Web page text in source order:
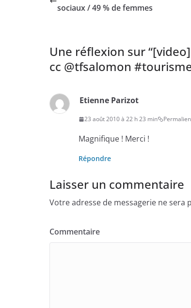
sociaux / 49 % de femmes
Une réflexion sur “
cc @tfsalomon
Etienne Parizot
23 août 2010 à 22 h 23 min Permalien
Magnifique ! Merci !
Répondre
Laisser un commentaire
Votre adresse de messagerie ne sera
Commentaire